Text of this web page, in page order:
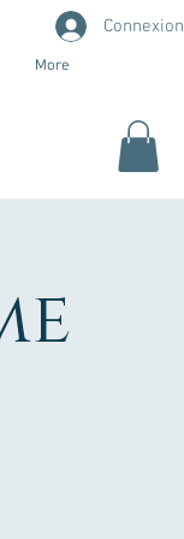
More
Connexion